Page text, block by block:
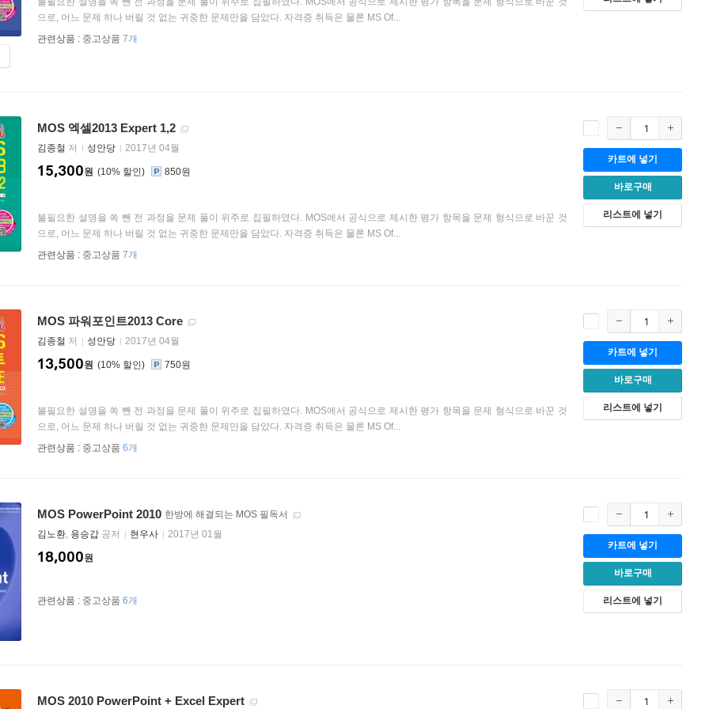
으로, 어느 문제 하나 버릴 것 없는 귀중한 문제만을 담았다. 자격증 취득은 물론 MS Of...
관련상품 : 중고상품 7개
MOS 엑셀2013 Expert 1,2
김종철 저 성안당 2017년 04월
10%
15,300원 850원
불필요한 설명을 쏙 뺀 전 과정을 문제 풀이 위주로 집필하였다. MOS에서 공식으로 제시한 평가 항목을 문제 형식으로 바꾼 것
으로, 어느 문제 하나 버릴 것 없는 귀중한 문제만을 담았다. 자격증 취득은 물론 MS Of...
관련상품 : 중고상품 7개
카트에 넣기
바로구매
리스트에 넣기
MOS 파워포인트2013 Core
김종철 저 성안당 2017년 04월
10%
13,500원 750원
불필요한 설명을 쏙 뺀 전 과정을 문제 풀이 위주로 집필하였다. MOS에서 공식으로 제시한 평가 항목을 문제 형식으로 바꾼 것
으로, 어느 문제 하나 버릴 것 없는 귀중한 문제만을 담았다. 자격증 취득은 물론 MS Of...
관련상품 : 중고상품 6개
카트에 넣기
바로구매
리스트에 넣기
MOS PowerPoint 2010 한방에 해결되는 MOS 필독서
김노환, 용승갑 공저 현우사 2017년 01월
18,000원
관련상품 : 중고상품 6개
카트에 넣기
바로구매
리스트에 넣기
MOS 2010 PowerPoint + Excel Expert